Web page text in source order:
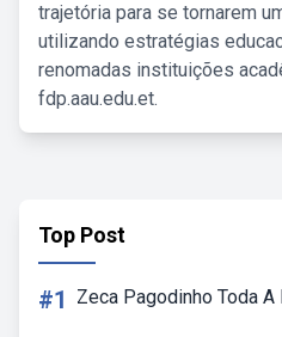
trajetória para se tornarem
utilizando estratégias
renomadas instituições
fdp.aau.edu.et.
Top Post
#1 Zeca Pagodinho Toda A